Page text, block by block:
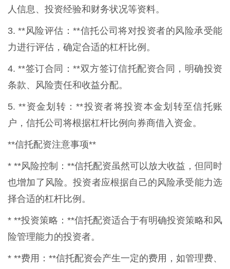
人信息、投资经验和财务状况等资料。
3. **风险评估：**信托公司将对投资者的风险承受能
力进行评估，确定合适的杠杆比例。
4. **签订合同：**双方签订信托配资合同，明确投资
条款、风险责任和收益分配。
5. **资金划转：**投资者将投资本金划转至信托账
户，信托公司将根据杠杆比例向券商借入资金。
**信托配资注意事项**
* **风险控制：**信托配资虽然可以放大收益，但同时
也增加了风险。投资者应根据自己的风险承受能力选
择合适的杠杆比例。
* **投资策略：**信托配资适合于有明确投资策略和风
险管理能力的投资者。
* **费用：**信托配资会产生一定的费用，如管理费、